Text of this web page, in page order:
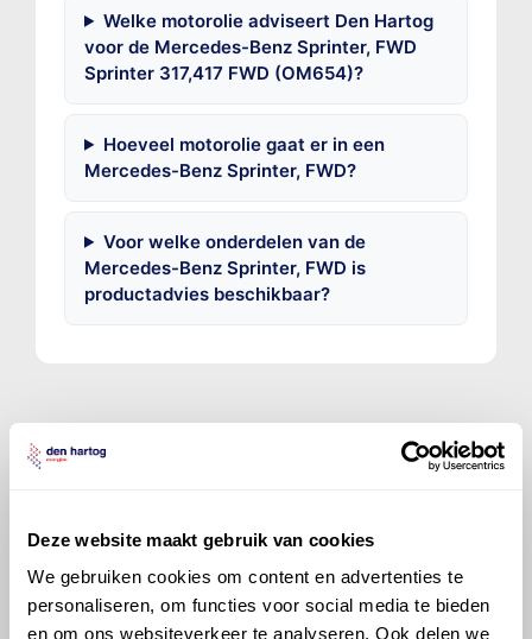
Deze website maakt gebruik van cookies
We gebruiken cookies om content en advertenties te
personaliseren, om functies voor social media te bieden
en om ons websiteverkeer te analyseren. Ook delen we
Welke motorolie adviseert Den Hartog
voor de Mercedes-Benz Sprinter, FWD
Sprinter 317,417 FWD (OM654)?
Hoeveel motorolie gaat er in een
Mercedes-Benz Sprinter, FWD?
Voor welke onderdelen van de
Mercedes-Benz Sprinter, FWD is
productadvies beschikbaar?
gereproduceerd, opgeslagen in een database of op
andere manieren worden overgedragen zonder
voorafgaande schriftelijke toestemming van Olyslager
Organisation B.V. Hoewel alles in het werk is gesteld